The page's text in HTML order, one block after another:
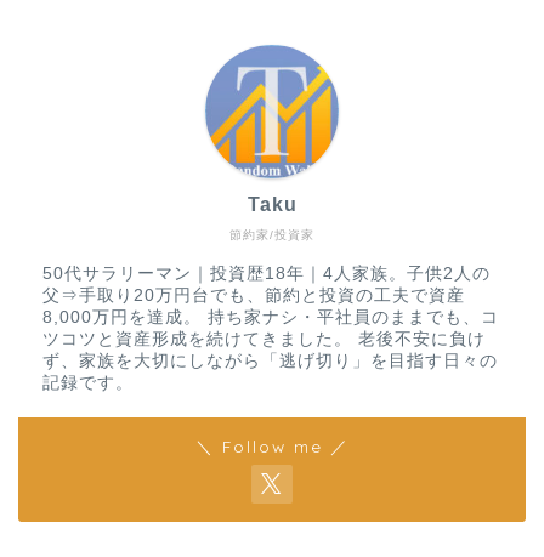
節約家/投資家
Taku
50代サラリーマン｜投資歴18年｜4人家族。子供2人の
父⇒手取り20万円台でも、節約と投資の工夫で資産
8,000万円を達成。 持ち家ナシ・平社員のままでも、コ
ツコツと資産形成を続けてきました。 老後不安に負け
ず、家族を大切にしながら「逃げ切り」を目指す日々の
記録です。
＼ Follow me ／